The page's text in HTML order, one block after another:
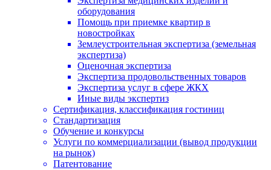
оборудования
Помощь при приемке квартир в
новостройках
Землеустроительная экспертиза (земельная
экспертиза)
Оценочная экспертиза
Экспертиза продовольственных товаров
Экспертиза услуг в сфере ЖКХ
Иные виды экспертиз
Сертификация, классификация гостиниц
Стандартизация
Обучение и конкурсы
Услуги по коммерциализации (вывод продукции
на рынок)
Патентование